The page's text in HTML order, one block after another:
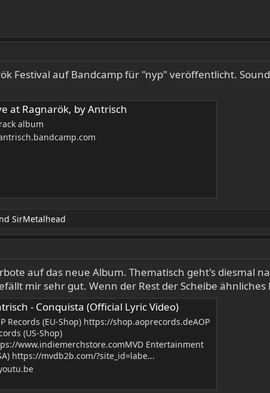
Festival auf Bandcamp für "nyp" veröffentlicht.
at Ragnarök, by Antrisch
album
SirMetalhead
auf das neue Album. Thematisch geht's diesmal
mir sehr gut. Wenn der Rest der Scheibe
- Conquista (Official Lyric Video)
Records (EU-Shop) https://shop.aoprecords.deAOP
(US-Shop)
www.indiemerchstore.comMVD Entertainment
https://mvdb2b.com/?site_id=labe...